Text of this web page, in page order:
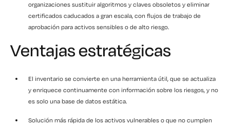
organizaciones sustituir algoritmos y claves obsoletos y eliminar
certificados caducados a gran escala, con flujos de trabajo de
aprobación para activos sensibles o de alto riesgo.
Ventajas estratégicas
El inventario se convierte en una herramienta útil, que se actualiza
y enriquece continuamente con información sobre los riesgos, y no
es solo una base de datos estática.
Solución más rápida de los activos vulnerables o que no cumplen